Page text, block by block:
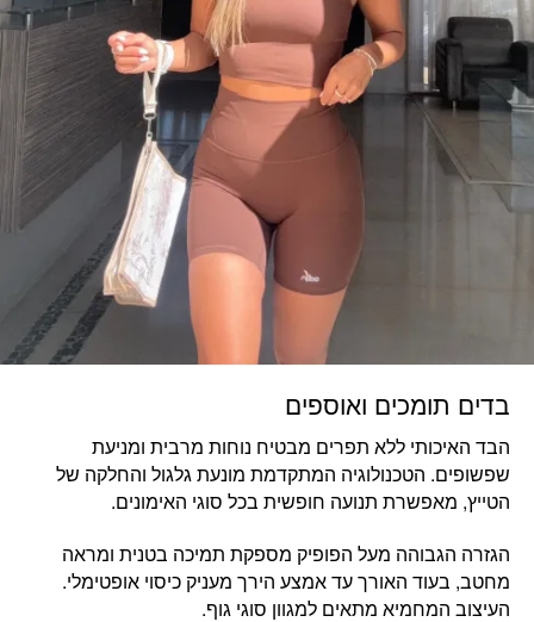
בדים תומכים ואוספים
הבד האיכותי ללא תפרים מבטיח נוחות מרבית ומניעת
שפשופים. הטכנולוגיה המתקדמת מונעת גלגול והחלקה של
הטייץ, מאפשרת תנועה חופשית בכל סוגי האימונים.
הגזרה הגבוהה מעל הפופיק מספקת תמיכה בטנית ומראה
מחטב, בעוד האורך עד אמצע הירך מעניק כיסוי אופטימלי.
העיצוב המחמיא מתאים למגוון סוגי גוף.